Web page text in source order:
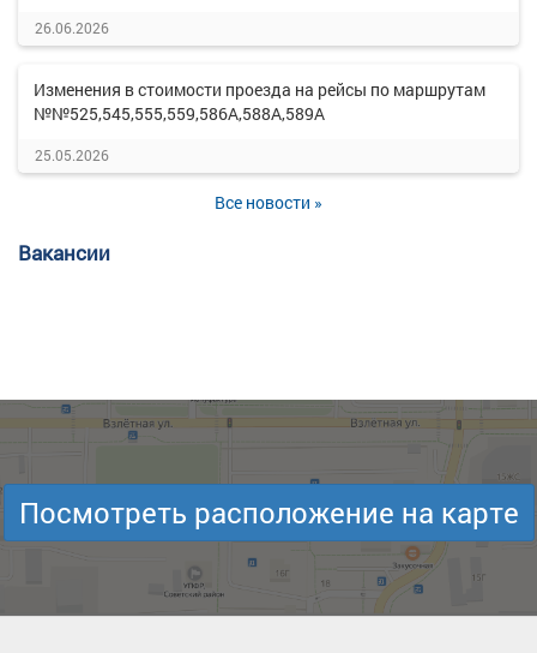
26.06.2026
Изменения в стоимости проезда на рейсы по маршрутам
№№525,545,555,559,586А,588А,589А
25.05.2026
Все новости »
Вакансии
Посмотреть расположение на карте